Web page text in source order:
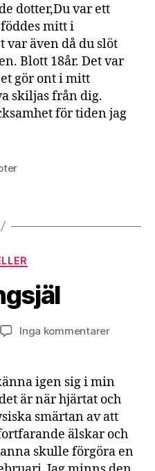
i
diktens
dotter,Du var ett
mitt i
var även då du slöt
Blott 18år. Det var
gör ont i mitt
skiljas från dig.
för tiden jag
Kategorier
Inga kommentarertill
igen sig i min
är när hjärtat och
smärtan av att
älskar och
skulle förgöra en